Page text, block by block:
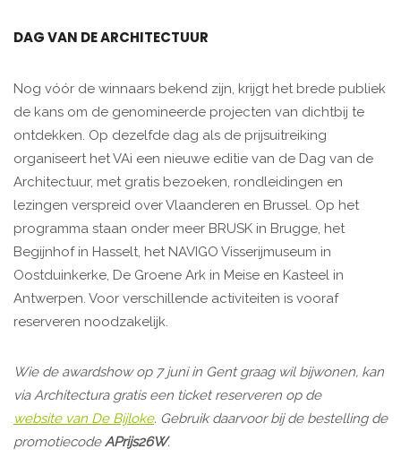
DAG VAN DE ARCHITECTUUR
Nog vóór de winnaars bekend zijn, krijgt het brede publiek
de kans om de genomineerde projecten van dichtbij te
ontdekken. Op dezelfde dag als de prijsuitreiking
organiseert het VAi een nieuwe editie van de Dag van de
Architectuur, met gratis bezoeken, rondleidingen en
lezingen verspreid over Vlaanderen en Brussel. Op het
programma staan onder meer BRUSK in Brugge, het
Begijnhof in Hasselt, het NAVIGO Visserijmuseum in
Oostduinkerke, De Groene Ark in Meise en Kasteel in
Antwerpen. Voor verschillende activiteiten is vooraf
reserveren noodzakelijk.
Wie de awardshow op 7 juni in Gent graag wil bijwonen, kan
via Architectura gratis een ticket reserveren op de
website van De Bijloke. Gebruik daarvoor bij de bestelling de
promotiecodeAPrijs26W.